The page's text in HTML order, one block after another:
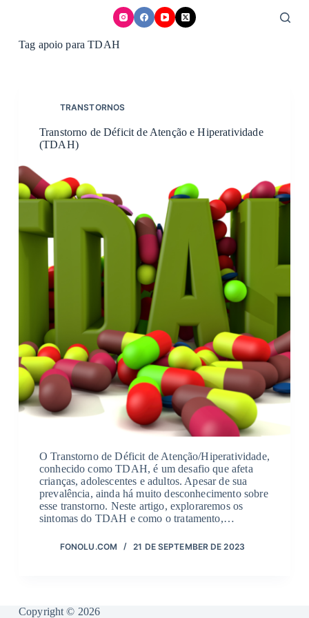
Tag apoio para TDAH
TRANSTORNOS
Transtorno de Déficit de Atenção e Hiperatividade
(TDAH)
O Transtorno de Déficit de Atenção/Hiperatividade,
conhecido como TDAH, é um desafio que afeta
crianças, adolescentes e adultos. Apesar de sua
prevalência, ainda há muito desconhecimento sobre
esse transtorno. Neste artigo, exploraremos os
sintomas do TDAH e como o tratamento,…
FONOLU.COM 21 DE SEPTEMBER DE 2023
Copyright © 2026